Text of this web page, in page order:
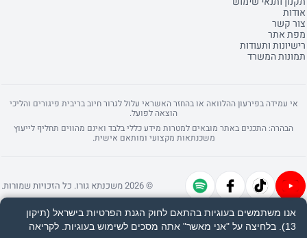
אודות
צור קשר
מפת אתר
רישיונות ותעודות
תמונות המשרד
אי עמידה בפירעון ההלוואה או בהחזר האשראי עלול לגרור חיוב בריבית פיגורים והליכי
הוצאה לפועל.
הבהרה: התכנים באתר מובאים למטרות מידע כללי בלבד ואינם מהווים תחליף לייעוץ
משכנתאות מקצועי ומותאם אישית.
© 2026 משכנתא גורו. כל הזכויות שמורות.
אנו משתמשים בעוגיות בהתאם לחוק הגנת הפרטיות בישראל (תיקון
13). בלחיצה על "אני מאשר" אתה מסכים לשימוש בעוגיות.
לקריאה